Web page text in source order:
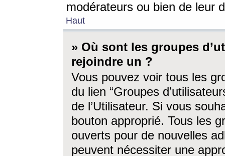
modérateurs ou bien de leur
Haut
» Où sont les groupes
rejoindre un ?
Vous pouvez voir tous les
du lien “Groupes
de l’Utilisateur. Si vous
bouton approprié. Tous les
ouverts pour de nouvelles
peuvent nécessiter une